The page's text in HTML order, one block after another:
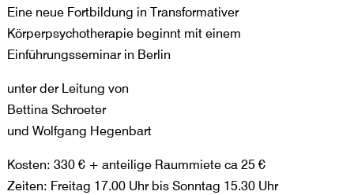
Eine neue Fortbildung in Transformativer
Körperpsychotherapie beginnt mit einem
Einführungsseminar in Berlin
unter der Leitung von
Bettina Schroeter
und Wolfgang Hegenbart
Kosten: 330 € + anteilige Raummiete ca 25 €
Zeiten: Freitag 17.00 Uhr bis Sonntag 15.30 Uhr